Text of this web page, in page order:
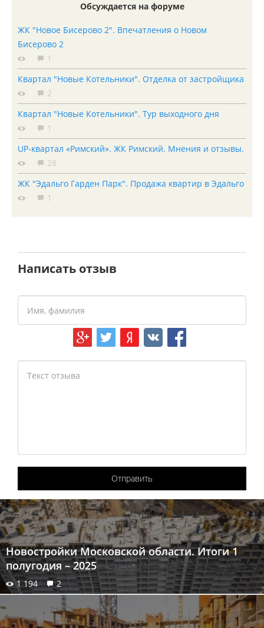
Обсуждается на форуме
ЖК "Новое Бисерово 2". Впечатления о Новом
Бисерово 2
1
Квартал "Новые Котельники". Отделка от застройщика
2
Квартал "Новые Котельники". Тур выходного дня
1
UP-квартал «Римский». ЖК Римский. Мнения и отзывы.
28
ЖК "Эдальго Гарден Парк". Продажа квартир в Эдальго
1
Написать отзыв
Отправить
Новостройки Московской области. Итоги 1
полугодия – 2025
1 194 2